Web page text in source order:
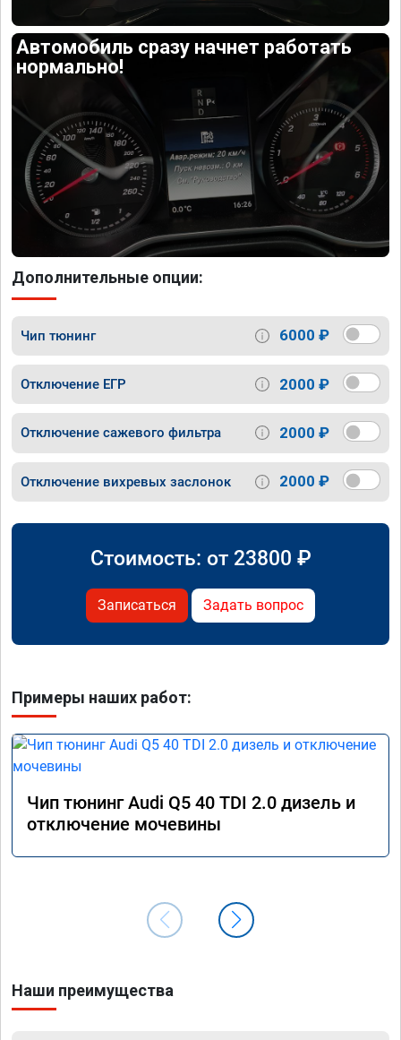
Автомобиль сразу начнет работать
нормально!
Дополнительные опции:
Чип тюнинг 6000 ₽
Отключение ЕГР 2000 ₽
Отключение сажевого фильтра 2000 ₽
Отключение вихревых заслонок 2000 ₽
Стоимость: от 23800 ₽
Записаться Задать вопрос
Примеры наших работ:
Чип тюнинг Audi Q5 40 TDI 2.0 дизель и
отключение мочевины
Наши преимущества